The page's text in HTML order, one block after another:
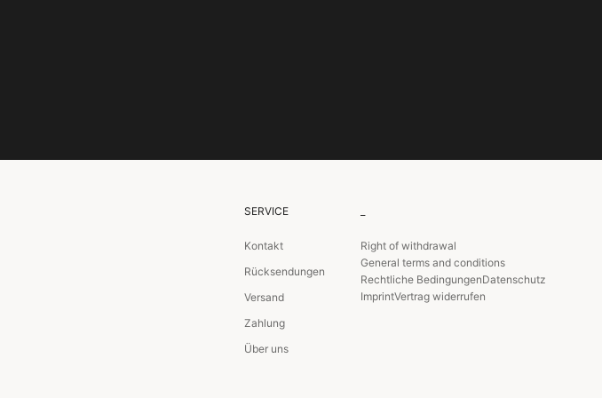
SERVICE
Kontakt
Rücksendungen
Versand
Zahlung
Über uns
Right of withdrawal
General terms and conditions
Rechtliche BedingungenDatenschutz
ImprintVertrag widerrufen